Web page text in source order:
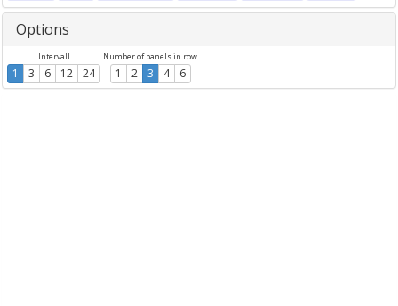
Options
Intervall
1 3 6 12 24
Number of panels in row
1 2 3 4 6